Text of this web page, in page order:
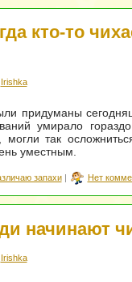
кто-то
Irishka
придуманы
умирало
могли так
уместным.
запахи| Нет
начинают
Irishka